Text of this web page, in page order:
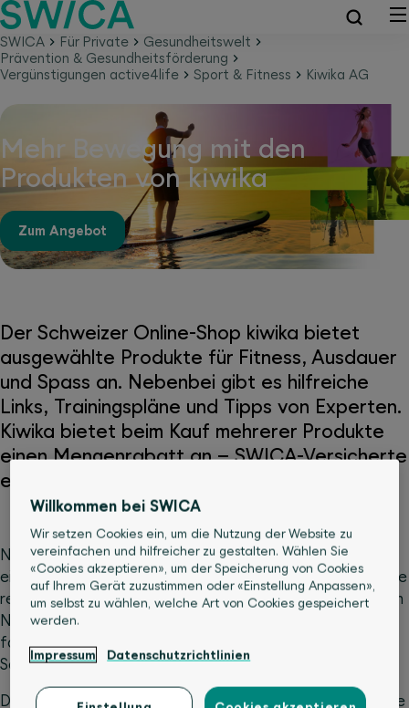
SWICA Für Private
Gesundheitswelt
Prävention & Gesundheitsförderung
Vergünstigungen active4life
Sport & Fitness Kiwika AG
Mehr Bewegung mit den
Produkten von kiwika
Zum Angebot
Der Schweizer Online-Shop kiwika bietet
ausgewählte Produkte für Fitness, Ausdauer
und Spass an. Nebenbei gibt es hilfreiche
Links, Trainingspläne und Tipps von Experten.
Kiwika bietet beim Kauf mehrerer Produkte
einen Mengenrabatt an – SWICA-Versicherte
erhalten zusätzlich einen Rabatt von 20%.
Neben einer ausgewogenen Ernährung gibt es kaum
einen Faktor, der ein langes Leben so sehr begünstigt wie
regelmässige Bewegung – sei dies beim Trailrunning, dem
Naturerlebnis für alle Sinne, beim Durchstreifen von
faszinierenden winterlichen Landschaften auf einer
Schneeschuhwanderung oder beim Stand-up-Paddling.
Der Online-Shop von kiwika bietet qualitativ hochwertige
Willkommen bei SWICA
Wir setzen Cookies ein, um die Nutzung der Website zu
vereinfachen und hilfreicher zu gestalten. Wählen Sie
«Cookies akzeptieren», um der Speicherung von Cookies
auf Ihrem Gerät zuzustimmen oder «Einstellung Anpassen»,
um selbst zu wählen, welche Art von Cookies gespeichert
werden.
Impressum Datenschutzrichtlinien